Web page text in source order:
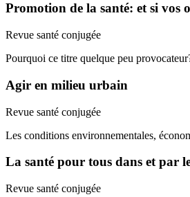
Promotion de la santé: et si vos
Revue santé conjugée
Pourquoi ce titre quelque peu
Agir en milieu urbain
Revue santé conjugée
Les conditions environnementales,
La santé pour tous dans et par
Revue santé conjugée